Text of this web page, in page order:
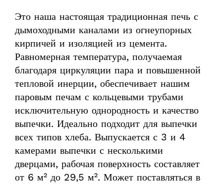
Это наша настоящая традиционная печь с
дымоходными каналами из огнеупорных
кирпичей и изоляцией из цемента.
Равномерная температура, получаемая
благодаря циркуляции пара и повышенной
тепловой инерции, обеспечивает нашим
паровым печам с кольцевыми трубами
исключительную однородность и качество
выпечки. Идеально подходит для выпечки
всех типов хлеба. Выпускается с 3 и 4
камерами выпечки с несколькими
дверцами, рабочая поверхность составляет
от 6 м² до 29,5 м². Может поставляться в